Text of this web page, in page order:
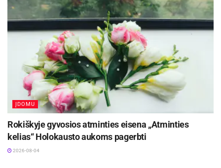
ĮDOMU
Rokiškyje gyvosios atminties eisena „Atminties
kelias“ Holokausto aukoms pagerbti
2026-08-04